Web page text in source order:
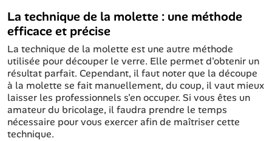
La technique de la molette : une méthode
efficace et précise
La technique de la molette est une autre méthode
utilisée pour découper le verre. Elle permet d'obtenir un
résultat parfait. Cependant, il faut noter que la découpe
à la molette se fait manuellement, du coup, il vaut mieux
laisser les professionnels s'en occuper. Si vous êtes un
amateur du bricolage, il faudra prendre le temps
nécessaire pour vous exercer afin de maîtriser cette
technique.